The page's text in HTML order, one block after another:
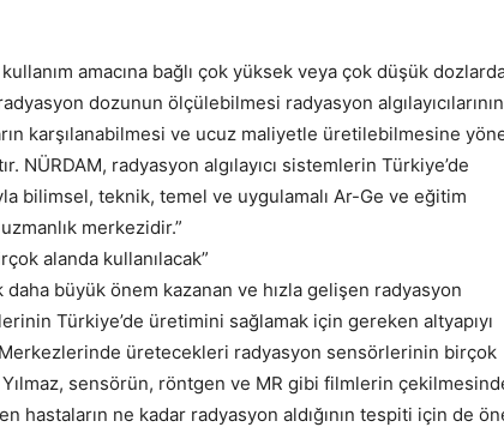
amacına bağlı çok yüksek veya çok düşük
dozunun ölçülebilmesi radyasyon algılayıcılarının
karşılanabilmesi ve ucuz maliyetle üretilebilmesine
NÜRDAM, radyasyon algılayıcı sistemlerin Türkiye’de
bilimsel, teknik, temel ve uygulamalı Ar-Ge ve eğitim
merkezidir.”
alanda kullanılacak”
büyük önem kazanan ve hızla gelişen radyasyon
Türkiye’de üretimini sağlamak için gereken altyapıyı
üretecekleri radyasyon sensörlerinin birçok
Yılmaz, sensörün, röntgen ve MR gibi filmlerin
hastaların ne kadar radyasyon aldığının tespiti için de